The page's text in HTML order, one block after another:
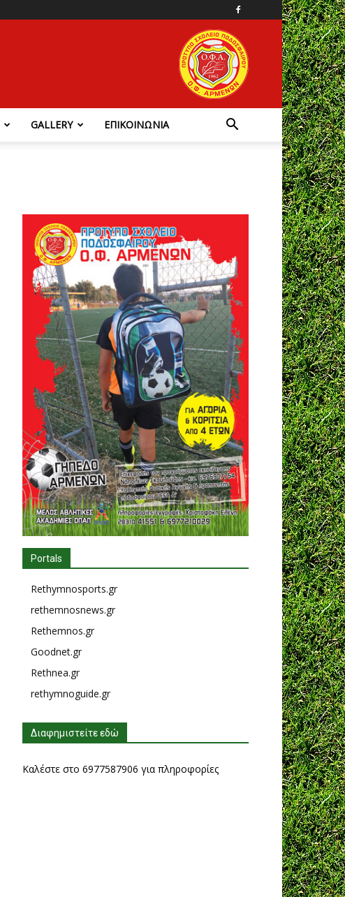
GALLERY ΕΠΙΚΟΙΝΩΝΙΑ
Portals
Rethymnosports.gr
rethemnosnews.gr
Rethemnos.gr
Goodnet.gr
Rethnea.gr
rethymnoguide.gr
Διαφημιστείτε εδώ
Καλέστε στο 6977587906 για πληροφορίες